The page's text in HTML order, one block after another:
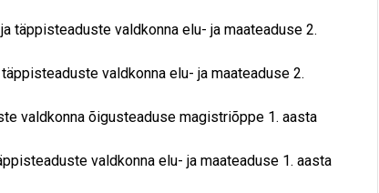
täppisteaduste valdkonna elu- ja maateaduse 2.
valdkonna elu- ja maateaduse 2.
valdkonna õigusteaduse magistriõppe 1. aasta
valdkonna elu- ja maateaduse 1. aasta